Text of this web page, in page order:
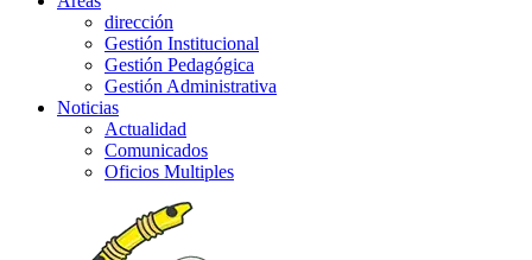
dirección
Gestión Institucional
Gestión Pedagógica
Gestión Administrativa
Noticias
Actualidad
Comunicados
Oficios Multiples